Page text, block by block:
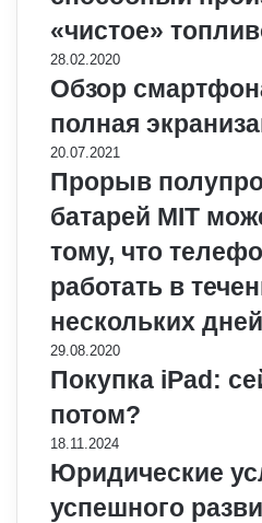
«чистое»
28.02.2020
Обзор
полная
20.07.2021
Прорыв
батарей MIT
тому, что
работать в
нескольких
29.08.2020
Покупка iPad:
потом?
18.11.2024
Юридические
успешного